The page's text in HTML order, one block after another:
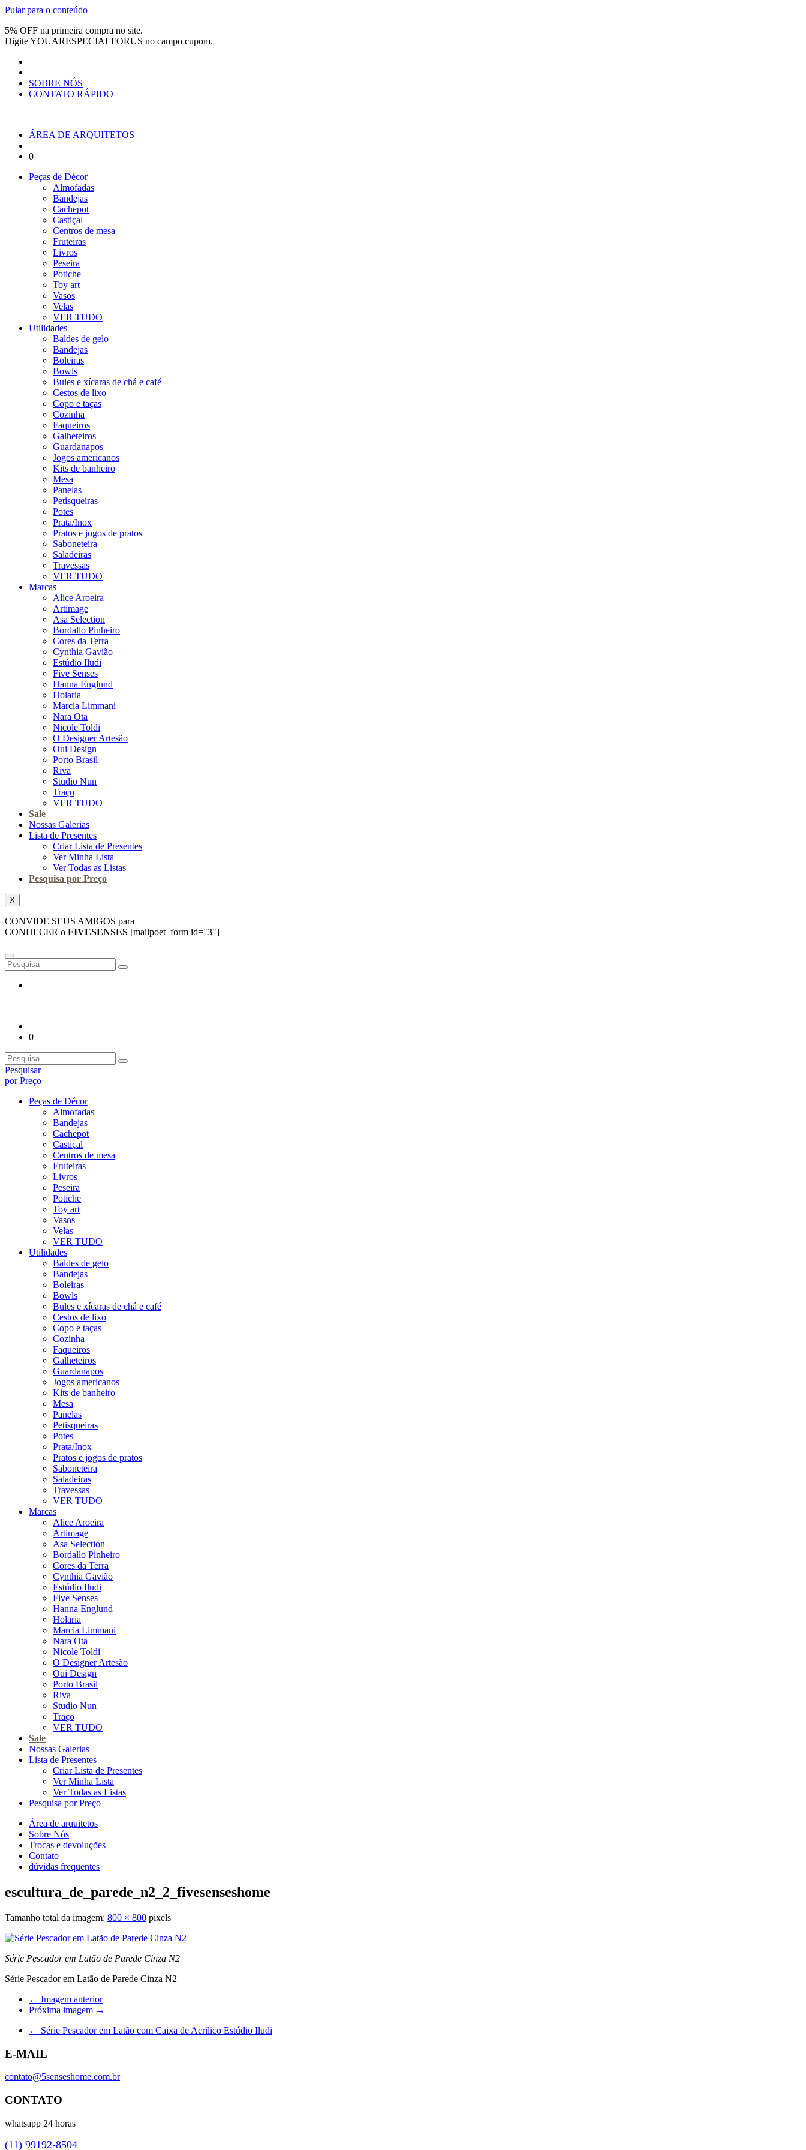
Pular para o conteúdo
5% OFF na primeira compra no site.
DigiteYOUARESPECIALFORUS no campo cupom.
SOBRE NÓS
CONTATO RÁPIDO
ÁREA DE ARQUITETOS
0
Peças de Décor
Almofadas
Bandejas
Cachepot
Castiçal
Centros de mesa
Fruteiras
Livros
Peseira
Potiche
Toy art
Vasos
Velas
VER TUDO
Utilidades
Baldes de gelo
Bandejas
Boleiras
Bowls
Bules e xícaras de chá e café
Cestos de lixo
Copo e taças
Cozinha
Faqueiros
Galheteiros
Guardanapos
Jogos americanos
Kits de banheiro
Mesa
Panelas
Petisqueiras
Potes
Prata/Inox
Pratos e jogos de pratos
Saboneteira
Saladeiras
Travessas
VER TUDO
Marcas
Alice Aroeira
Artimage
Asa Selection
Bordallo Pinheiro
Cores da Terra
Cynthia Gavião
Estúdio Iludi
Five Senses
Hanna Englund
Holaria
Marcia Limmani
Nara Ota
Nicole Toldi
O Designer Artesão
Oui Design
Porto Brasil
Riva
Studio Nun
Traço
VER TUDO
Sale
Nossas Galerias
Lista de Presentes
Criar Lista de Presentes
Ver Minha Lista
Ver Todas as Listas
Pesquisa por Preço
X
CONVIDE SEUS AMIGOS para
CONHECER o FIVESENSES [mailpoet_form id="3"]
0
Pesquisar
por Preço
Peças de Décor
Almofadas
Bandejas
Cachepot
Castiçal
Centros de mesa
Fruteiras
Livros
Peseira
Potiche
Toy art
Vasos
Velas
VER TUDO
Utilidades
Baldes de gelo
Bandejas
Boleiras
Bowls
Bules e xícaras de chá e café
Cestos de lixo
Copo e taças
Cozinha
Faqueiros
Galheteiros
Guardanapos
Jogos americanos
Kits de banheiro
Mesa
Panelas
Petisqueiras
Potes
Prata/Inox
Pratos e jogos de pratos
Saboneteira
Saladeiras
Travessas
VER TUDO
Marcas
Alice Aroeira
Artimage
Asa Selection
Bordallo Pinheiro
Cores da Terra
Cynthia Gavião
Estúdio Iludi
Five Senses
Hanna Englund
Holaria
Marcia Limmani
Nara Ota
Nicole Toldi
O Designer Artesão
Oui Design
Porto Brasil
Riva
Studio Nun
Traço
VER TUDO
Sale
Nossas Galerias
Lista de Presentes
Criar Lista de Presentes
Ver Minha Lista
Ver Todas as Listas
Pesquisa por Preço
Área de arquitetos
Sobre Nós
Trocas e devoluções
Contato
dúvidas frequentes
escultura_de_parede_n2_2_fivesenseshome
Tamanho total da imagem: 800 × 800 pixels
Série Pescador em Latão de Parede Cinza N2
Série Pescador em Latão de Parede Cinza N2
← Imagem anterior
Próxima imagem →
← Série Pescador em Latão com Caixa de Acrilico Estúdio Iludi
E-MAIL
contato@5senseshome.com.br
CONTATO
whatsapp 24 horas
(11) 99192-8504